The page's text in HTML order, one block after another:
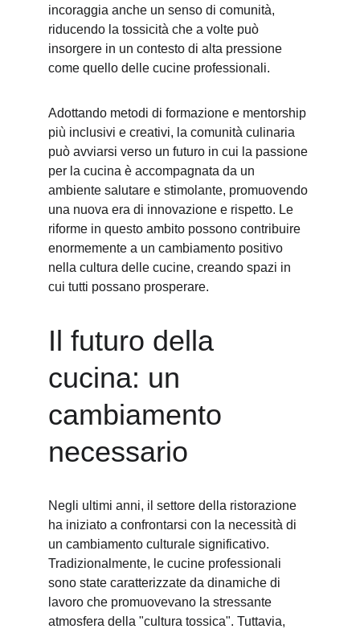
incoraggia anche un senso di comunità,
riducendo la tossicità che a volte può
insorgere in un contesto di alta pressione
come quello delle cucine professionali.
Adottando metodi di formazione e mentorship
più inclusivi e creativi, la comunità culinaria
può avviarsi verso un futuro in cui la passione
per la cucina è accompagnata da un
ambiente salutare e stimolante, promuovendo
una nuova era di innovazione e rispetto. Le
riforme in questo ambito possono contribuire
enormemente a un cambiamento positivo
nella cultura delle cucine, creando spazi in
cui tutti possano prosperare.
Il futuro della
cucina: un
cambiamento
necessario
Negli ultimi anni, il settore della ristorazione
ha iniziato a confrontarsi con la necessità di
un cambiamento culturale significativo.
Tradizionalmente, le cucine professionali
sono state caratterizzate da dinamiche di
lavoro che promuovevano la stressante
atmosfera della "cultura tossica". Tuttavia,